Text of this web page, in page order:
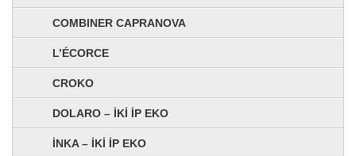
COMBINER CAPRANOVA
L’ÉCORCE
CROKO
DOLARO – İKİ İP EKO
İNKA – İKİ İP EKO